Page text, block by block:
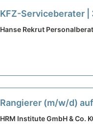
KFZ-Serviceberater |
Std./Woche | 5.000 €
Hanse Rekrut
Rangierer (m/w/d)
Basis für
HRM Institute GmbH & Co.